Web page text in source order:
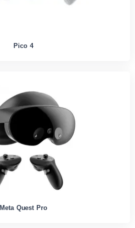
Pico 4
Meta Quest Pro